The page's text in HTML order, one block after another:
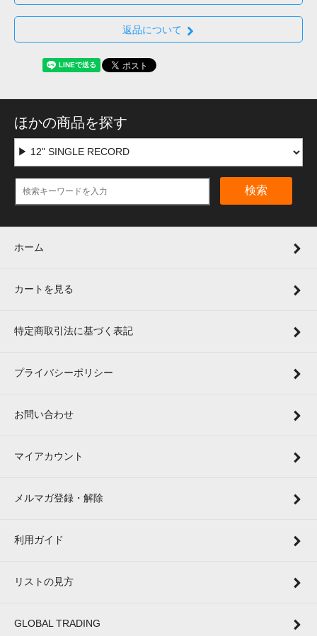
返品について
ほかの商品を探す
検索
ホーム
カートを見る
特定商取引法に基づく表記
プライバシーポリシー
お問い合わせ
マイアカウント
メルマガ登録・解除
利用ガイド
リストの見方
GLOBAL TRADING